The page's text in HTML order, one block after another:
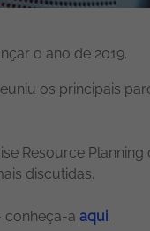
o ano de 2019.
os principais
Resource Planning
discutidas.
conheça-a aqui.